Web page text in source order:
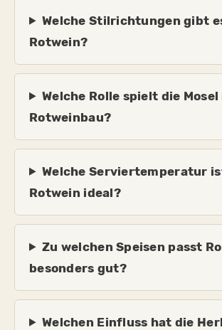
Welche Stilrichtungen gibt
Rotwein?
Welche Rolle spielt die Mosel
Rotweinbau?
Welche Serviertemperatur
Rotwein ideal?
Zu welchen Speisen passt
besonders gut?
Welchen Einfluss hat die